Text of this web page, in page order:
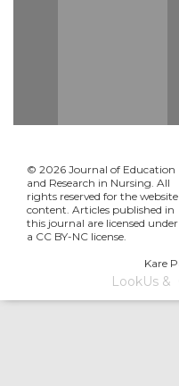
© 2026 Journal of Education
and Research in Nursing. All
rights reserved for the website
content. Articles published in
this journal are licensed under
a CC BY-NC license.
Kare
LookUs&